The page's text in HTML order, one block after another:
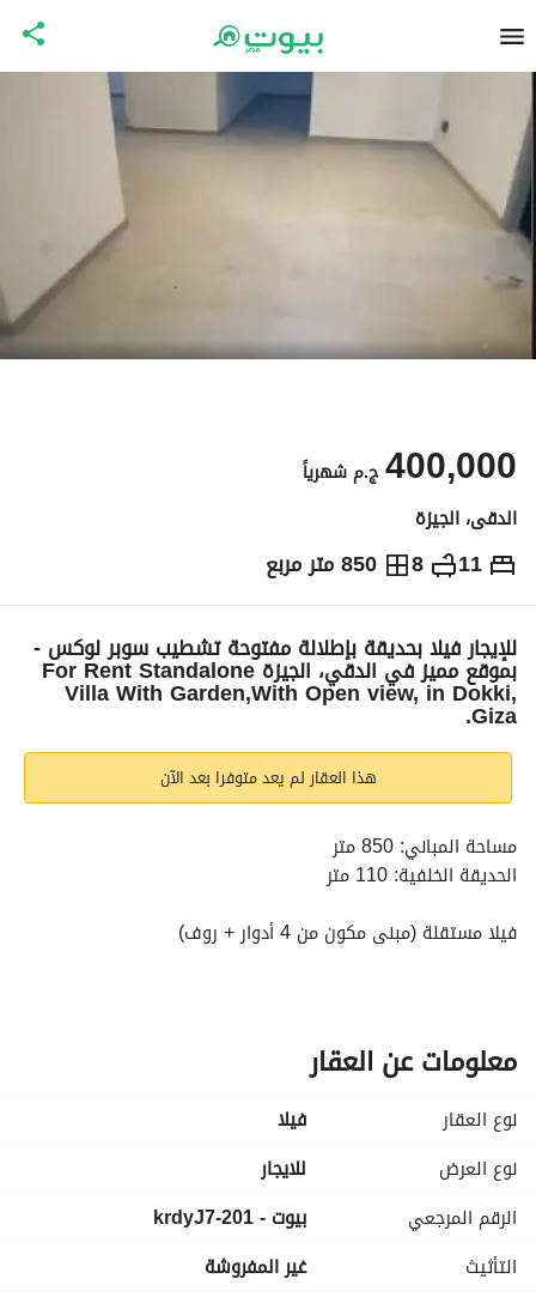
ج.م400,000 شهرياً
الدقى، الجيزة
11
8 850 متر مربع ج.م400,000شهرياً
الاماكن القريبة
للإيجار فيلا بحديقة بإطلالة مفتوحة تشطيب سوبر لوكس -
بموقع مميز في الدقي، الجيزة For Rent Standalone
Villa With Garden,With Open view, in Dokki,
Giza.
هذا العقار لم يعد متوفرا بعد الآن
مساحة المباني: 850 متر
الحديقة الخلفية: 110 متر
فيلا مستقلة (مبنى مكون من 4 أدوار + روف)
(تشتمل على 13 حمام + 14 حوض غسيل)
نوع التشطيب: كامل التشطيب سوبر لوكس
نظام الدفع:
الايجارالشهري: 400,000 جنيه
التأمين: شَهرين تأمين
المقدم: 3 شهور مقدم
نظام الدفع: دفع الإيجار كل 3 شهور
معلومات عن العقار
نوع العقار
فیلا
نوع العرض
للايجار
الرقم المرجعي
بيوت - 201-krdyJ7
التأثيث
غير المفروشة